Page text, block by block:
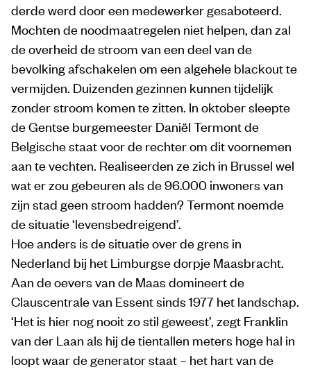
derde werd door een medewerker gesaboteerd.
Mochten de noodmaatregelen niet helpen, dan zal
de overheid de stroom van een deel van de
bevolking afschakelen om een algehele black­out te
vermijden. Duizenden gezinnen kunnen tijdelijk
zonder stroom komen te zitten. In oktober sleepte
de Gentse burgemeester Daniël Termont de
Belgische staat voor de rechter om dit voornemen
aan te vechten. Realiseerden ze zich in Brussel wel
wat er zou gebeuren als de 96.000 inwoners van
zijn stad geen stroom hadden? Termont noemde
de situatie ‘levensbedreigend’.
Hoe anders is de situatie over de grens in
Nederland bij het Limburgse dorpje Maasbracht.
Aan de oevers van de Maas domineert de
Clauscentrale van Essent sinds 1977 het landschap.
‘Het is hier nog nooit zo stil geweest’, zegt Franklin
van der Laan als hij de tientallen meters hoge hal in
loopt waar de generator staat – het hart van de